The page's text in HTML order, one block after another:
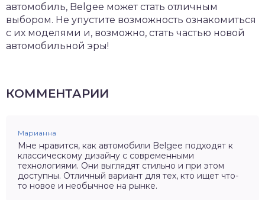
автомобиль, Belgee может стать отличным
выбором. Не упустите возможность ознакомиться
с их моделями и, возможно, стать частью новой
автомобильной эры!
КОММЕНТАРИИ
Марианна
Мне нравится, как автомобили Belgee подходят к
классическому дизайну с современными
технологиями. Они выглядят стильно и при этом
доступны. Отличный вариант для тех, кто ищет что-
то новое и необычное на рынке.